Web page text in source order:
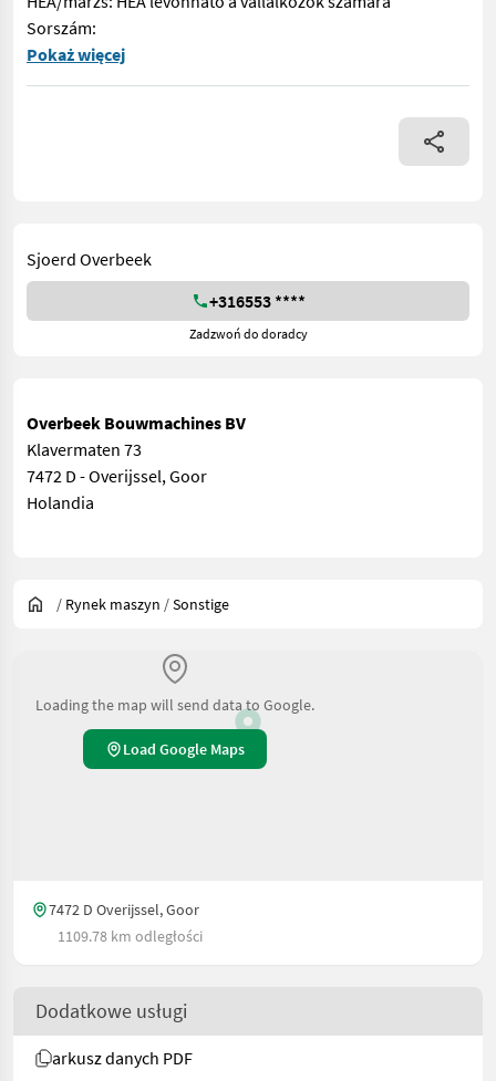
Sorszám:
== Více podrobnosti (CZ) == Typ: Stožár Díl vhodný pro:
Pokaż więcej
Sjoerd Overbeek
+316553 ****
Zadzwoń do doradcy
Overbeek Bouwmachines BV
Klavermaten 73
7472 D - Overijssel, Goor
Holandia
/ Rynek maszyn /Sonstige
Loading the map will send data to Google.
Load Google Maps
7472 D Overijssel, Goor
1109.78 km odległości
Dodatkowe usługi
arkusz danych PDF